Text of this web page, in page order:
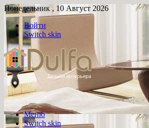
Понедельник , 10 Август 2026
Войти
Switch skin
Меню
Switch skin